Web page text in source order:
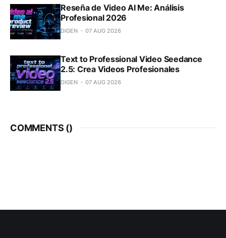
Reseña de Video AI Me: Análisis
Profesional 2026
DIGEN 07 AUG 2026
Text to Professional Video Seedance
2.5: Crea Videos Profesionales
DIGEN 07 AUG 2026
COMMENTS ()